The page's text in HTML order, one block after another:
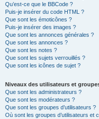
Qu’est-ce que le BBCode ?
Puis-je insérer du code HTML ?
Que sont les émoticônes ?
Puis-je insérer des images ?
Que sont les annonces générales ?
Que sont les annonces ?
Que sont les notes ?
Que sont les sujets verrouillés ?
Que sont les icônes de sujet ?
Niveaux des utilisateurs et
Que sont les administrateurs ?
Que sont les modérateurs ?
Que sont les groupes d’utilisateurs ?
Où sont les groupes d’utilisateurs et